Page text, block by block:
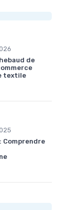
de
textile
Comprendre